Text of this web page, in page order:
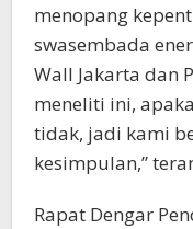
menopang
swasembada
Wall Jakarta dan
meneliti ini,
tidak, jadi kami
kesimpulan,”
Rapat Dengar